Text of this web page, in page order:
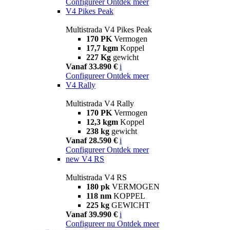
V4 Pikes Peak
Multistrada V4 Pikes Peak
170 PK Vermogen
17,7 kgm Koppel
227 Kg gewicht
Vanaf 33.890 € i
Configureer Ontdek meer
V4 Rally
Multistrada V4 Rally
170 PK Vermogen
12,3 kgm Koppel
238 kg gewicht
Vanaf 28.590 € i
Configureer Ontdek meer
new V4 RS
Multistrada V4 RS
180 pk VERMOGEN
118 nm KOPPEL
225 kg GEWICHT
Vanaf 39.990 € i
Configureer nu Ontdek meer